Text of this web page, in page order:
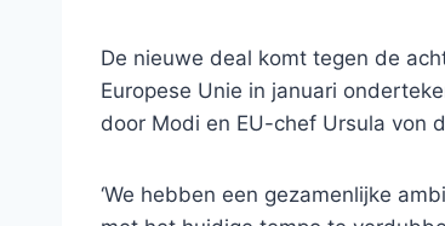
De nieuwe deal komt tegen de
Europese Unie in januari
door Modi en EU-chef Ursula von
‘We hebben een gezamenlijke